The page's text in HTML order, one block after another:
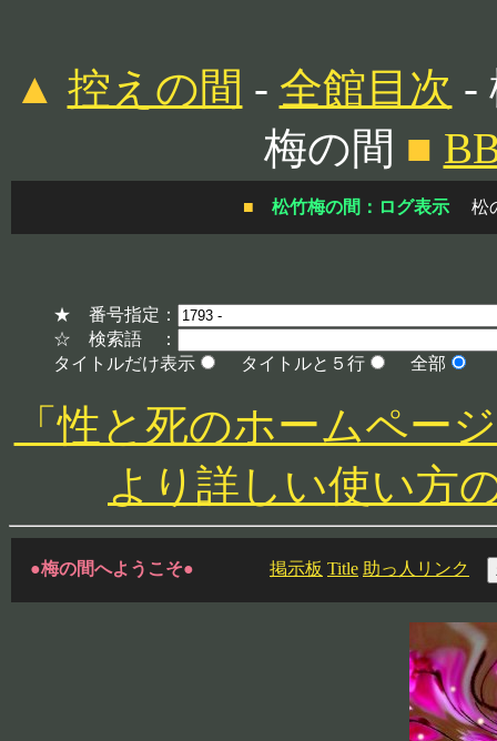
▲ 控えの間 - 全館目次 -
梅の間 ■
■ 松竹梅の間：ログ表示 松
★ 番号指定：
☆ 検索語 ：
タイトルだけ表示
タイトルと５行 全部
「性と死のホームペー
より詳しい使い方
●梅の間へようこそ● 掲示板 Title 助っ人リンク